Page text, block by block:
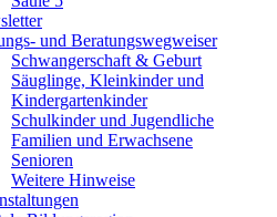
und Beratungswegweiser
Schwangerschaft & Geburt
Säuglinge, Kleinkinder und
Kindergartenkinder
Schulkinder und Jugendliche
Familien und Erwachsene
Senioren
Weitere Hinweise